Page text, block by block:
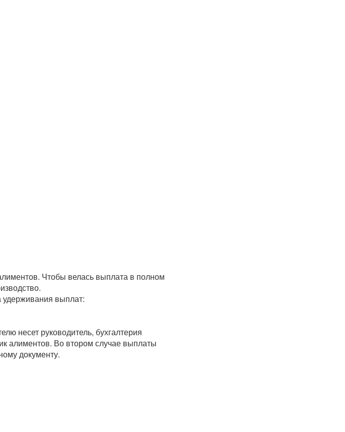
Чтобы велась выплата в полном
удерживания выплат:
несет руководитель, бухгалтерия
алиментов. Во втором случае выплаты
документу.